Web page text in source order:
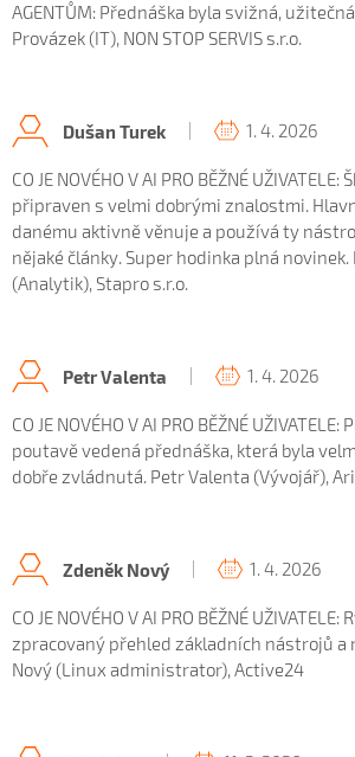
AGENTŮM: Přednáška byla svižná,
Provázek (IT), NON STOP SERVIS s.r.o.
Dušan Turek 1. 4. 2026
CO JE NOVÉHO V AI PRO BĚŽNÉ
připraven s velmi dobrými znalostmi.
danému aktivně věnuje a používá ty
nějaké články. Super hodinka plná novinek.
(Analytik), Stapro s.r.o.
Petr Valenta 1. 4. 2026
CO JE NOVÉHO V AI PRO BĚŽNÉ
poutavě vedená přednáška, která byla
dobře zvládnutá. Petr Valenta (Vývojář),
Zdeněk Nový 1. 4. 2026
CO JE NOVÉHO V AI PRO BĚŽNÉ
zpracovaný přehled základních nástrojů a
Nový (Linux administrator), Active24